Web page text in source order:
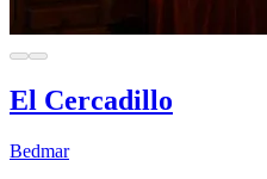
El Cercadillo
Bedmar